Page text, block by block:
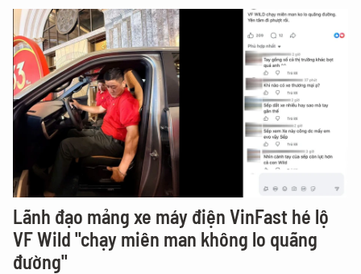
Lãnh đạo mảng xe máy điện VinFast hé lộ
VF Wild "chạy miên man không lo quãng
đường"